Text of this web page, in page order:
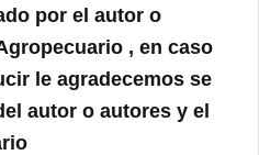
por el autor o
, en caso
le agradecemos se
autor o autores y el